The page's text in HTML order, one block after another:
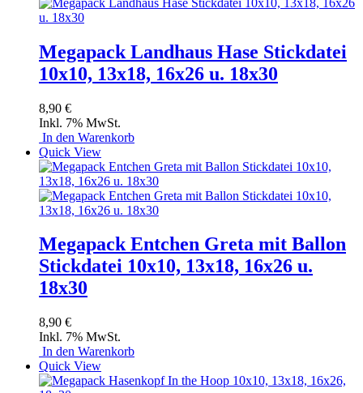
Megapack Landhaus Hase Stickdatei
10x10, 13x18, 16x26 u. 18x30
8,90 €
Inkl. 7% MwSt.
In den Warenkorb
Quick View
Megapack Entchen Greta mit Ballon
Stickdatei 10x10, 13x18, 16x26 u.
18x30
8,90 €
Inkl. 7% MwSt.
In den Warenkorb
Quick View